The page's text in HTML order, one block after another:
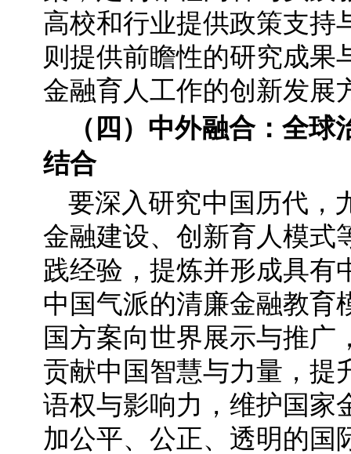
高校和行业提供政策支持
则提供前瞻性的研究成果
金融育人工作的创新发展
（四）中外融合：全
结合
要深入研究中国历代，
金融建设、创新育人模式
践经验，提炼并形成具有
中国气派的清廉金融教育
国方案向世界展示与推广
贡献中国智慧与力量，提
语权与影响力，维护国家
加公平、公正、透明的国